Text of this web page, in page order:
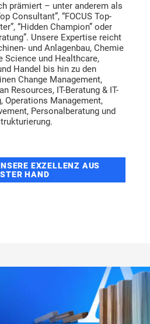
prämiert – unter anderem als
Consultant”, “FOCUS Top-
“Hidden Champion” oder
Unsere Expertise reicht
und Anlagenbau, Chemie
Science und Healthcare,
Handel bis hin zu den
Change Management,
Resources, IT-Beratung & IT-
Operations Management,
Personalberatung und
EXZELLENZ AUS
HAND